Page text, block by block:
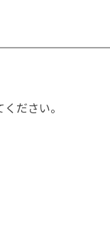
ださい。